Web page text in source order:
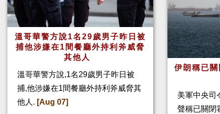
溫哥華警方說1名29歲男子昨日被
捕他涉嫌在1間餐廳外持利斧威脅
其他人
溫哥華警方說,1名29歲男子昨日被
捕,他涉嫌在1間餐廳外持利斧威脅其
他人. [Aug 07]
伊朗稱已
美軍中央司
聲稱已關閉